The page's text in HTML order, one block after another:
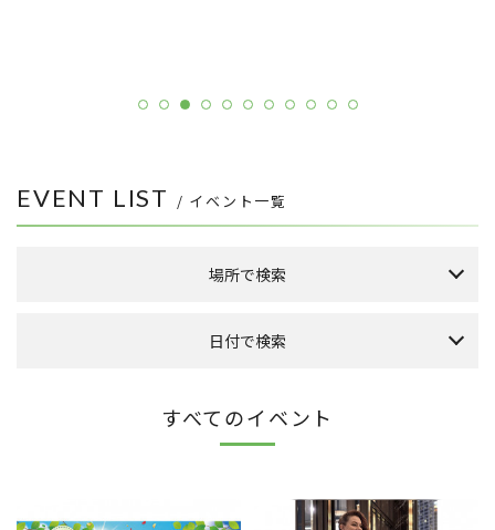
EVENT LIST / イベント一覧
場所で検索
本館 1F ウエストプラザ （タカシマヤフードメゾン側吹き抜け）
その他
日付で検索
2026年 8月
2
3 4 6 7
8
すべてのイベント